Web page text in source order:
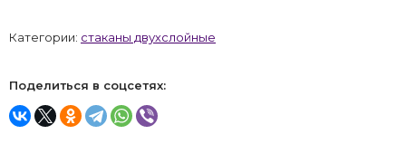
Категории: стаканы двухслойные
Поделиться в соцсетях: